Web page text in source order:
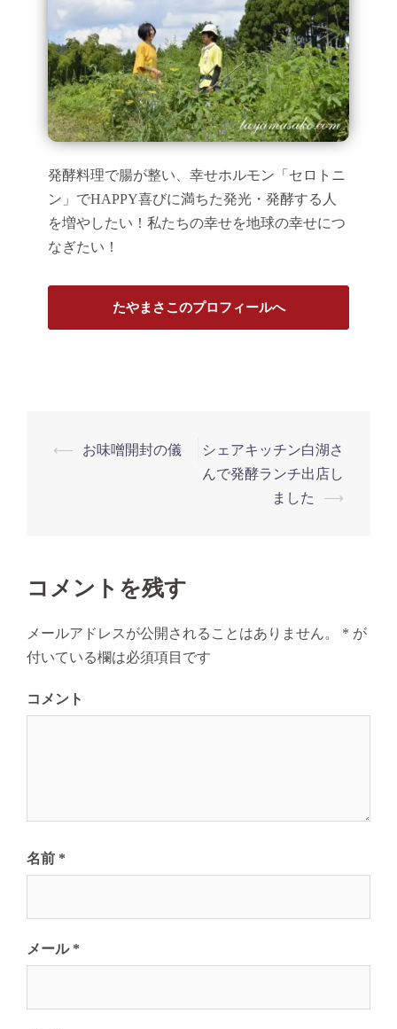
発酵料理で腸が整い、幸せホルモン「セロトニ
ン」でHAPPY喜びに満ちた発光・発酵する人
を増やしたい！私たちの幸せを地球の幸せにつ
なぎたい！
たやまさこのプロフィールへ
投
ー
ョ
ン
⟵ お味噌開封の儀
シェアキッチン白湖さ
んで発酵ランチ出店し
ました
⟶
コメントを残す
メールアドレスが公開されることはありません。 * が
付いている欄は必須項目です
コメント
名前 *
メール *